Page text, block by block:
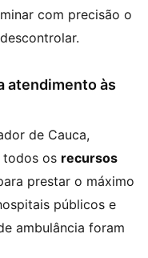
com precisão o
atendimento às
de Cauca,
todos os recursos
prestar o máximo
públicos e
ambulância foram